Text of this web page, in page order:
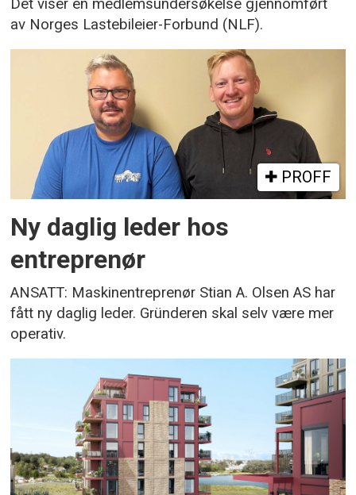
Det viser en medlemsundersøkelse gjennomført
av Norges Lastebileier-Forbund (NLF).
PROFF
Ny daglig leder hos
entreprenør
ANSATT: Maskinentreprenør Stian A. Olsen AS har
fått ny daglig leder. Gründeren skal selv være mer
operativ.